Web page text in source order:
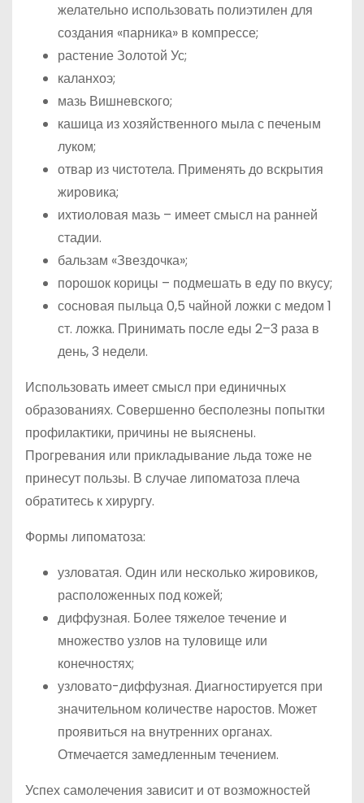
желательно использовать полиэтилен для
создания «парника» в компрессе;
растение Золотой Ус;
каланхоэ;
мазь Вишневского;
кашица из хозяйственного мыла с печеным
луком;
отвар из чистотела. Применять до вскрытия
жировика;
ихтиоловая мазь – имеет смысл на ранней
стадии.
бальзам «Звездочка»;
порошок корицы – подмешать в еду по вкусу;
сосновая пыльца 0,5 чайной ложки с медом 1
ст. ложка. Принимать после еды 2–3 раза в
день, 3 недели.
Использовать имеет смысл при единичных
образованиях. Совершенно бесполезны попытки
профилактики, причины не выяснены.
Прогревания или прикладывание льда тоже не
принесут пользы. В случае липоматоза плеча
обратитесь к хирургу.
Формы липоматоза:
узловатая. Один или несколько жировиков,
расположенных под кожей;
диффузная. Более тяжелое течение и
множество узлов на туловище или
конечностях;
узловато-диффузная. Диагностируется при
значительном количестве наростов. Может
проявиться на внутренних органах.
Отмечается замедленным течением.
Успех самолечения зависит и от возможностей